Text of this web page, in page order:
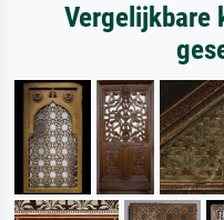
Vergelijkbare